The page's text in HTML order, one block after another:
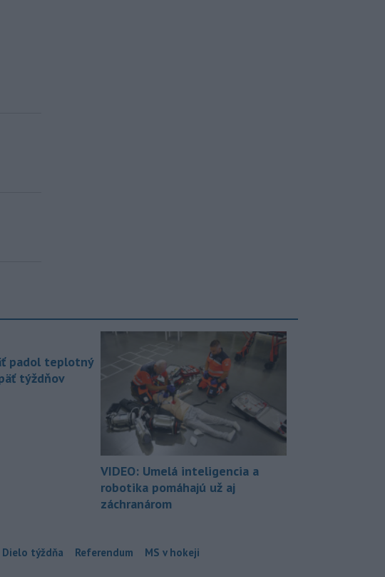
padol teplotný
týždňov
VIDEO: Umelá inteligencia a
robotika pomáhajú už aj
záchranárom
Dielo týždňa Referendum MS v hokeji